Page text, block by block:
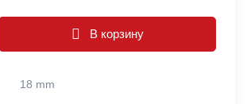
В корзину
18 mm